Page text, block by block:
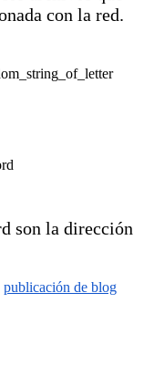
con la red.
son la dirección
publicación de blog